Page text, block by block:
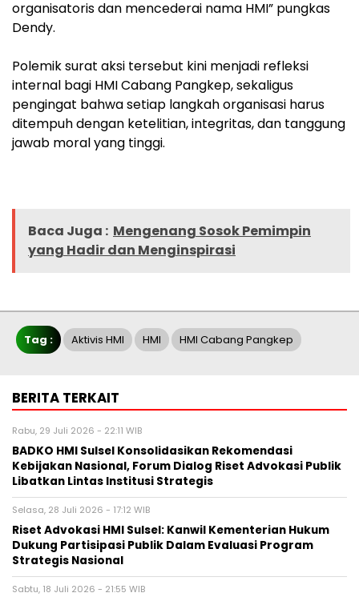
organisatoris dan mencederai nama HMI” pungkas
Dendy.
‎Polemik surat aksi tersebut kini menjadi refleksi
internal bagi HMI Cabang Pangkep, sekaligus
pengingat bahwa setiap langkah organisasi harus
ditempuh dengan ketelitian, integritas, dan tanggung
jawab moral yang tinggi.
Baca Juga : Mengenang Sosok Pemimpin
yang Hadir dan Menginspirasi
Tag : Aktivis HMI HMI HMI Cabang Pangkep
BERITA TERKAIT
Rabu, 29 Juli 2026 - 22:11 WIB
BADKO HMI Sulsel Konsolidasikan Rekomendasi
Kebijakan Nasional, Forum Dialog Riset Advokasi Publik
Libatkan Lintas Institusi Strategis
Selasa, 28 Juli 2026 - 17:12 WIB
Riset Advokasi HMI Sulsel: Kanwil Kementerian Hukum
Dukung Partisipasi Publik Dalam Evaluasi Program
Strategis Nasional
Sabtu, 18 Juli 2026 - 21:55 WIB